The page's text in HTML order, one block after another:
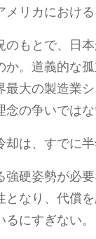
メリカにおけ
のもとで、日
か。道義的な
最大の製造業
念の争いでは
却は、すでに半
強硬姿勢が必
となり、代償
にすぎない。